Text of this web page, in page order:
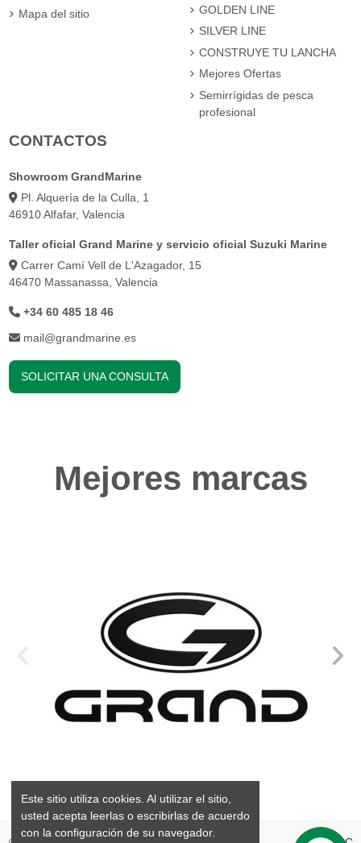
Mapa del sitio
GOLDEN LINE
SILVER LINE
CONSTRUYE TU LANCHA
Mejores Ofertas
Semirrígidas de pesca
profesional
CONTACTOS
Showroom GrandMarine
Pl. Alquería de la Culla, 1
46910 Alfafar, Valencia
Taller oficial Grand Marine y servicio oficial Suzuki Marine
Carrer Camí Vell de L'Azagador, 15
46470 Massanassa, Valencia
+34 60 485 18 46
mail@grandmarine.es
SOLICITAR UNA CONSULTA
Mejores marcas
Este sitio utiliza cookies. Al utilizar el sitio,
usted acepta leerlas o escribirlas de acuerdo
con la configuración de su navegador.